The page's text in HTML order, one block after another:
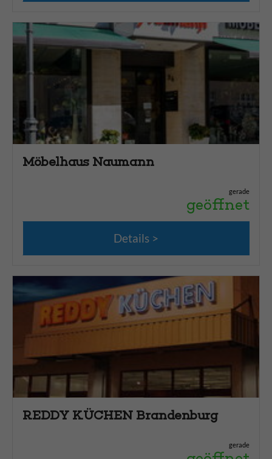
Möbelhaus Naumann
gerade
geöffnet
Details
REDDY KÜCHEN Brandenburg
gerade